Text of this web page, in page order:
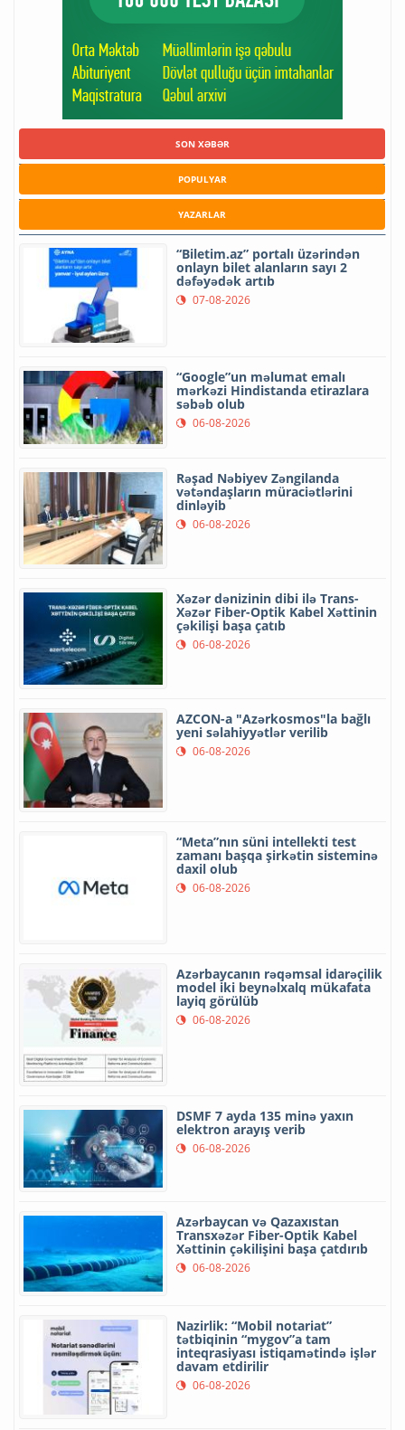
SON XƏBƏR
POPULYAR
YAZARLAR
“Biletim.az” portalı üzərindən
onlayn bilet alanların sayı 2
dəfəyədək artıb
07-08-2026
“Google”un məlumat emalı
mərkəzi Hindistanda etirazlara
səbəb olub
06-08-2026
Rəşad Nəbiyev Zəngilanda
vətəndaşların müraciətlərini
dinləyib
06-08-2026
Xəzər dənizinin dibi ilə Trans-
Xəzər Fiber-Optik Kabel Xəttinin
çəkilişi başa çatıb
06-08-2026
AZCON-a "Azərkosmos"la bağlı
yeni səlahiyyətlər verilib
06-08-2026
“Meta”nın süni intellekti test
zamanı başqa şirkətin sisteminə
daxil olub
06-08-2026
Azərbaycanın rəqəmsal idarəçilik
model iki beynəlxalq mükafata
layiq görülüb
06-08-2026
DSMF 7 ayda 135 minə yaxın
elektron arayış verib
06-08-2026
Azərbaycan və Qazaxıstan
Transxəzər Fiber-Optik Kabel
Xəttinin çəkilişini başa çatdırıb
06-08-2026
Nazirlik: “Mobil notariat”
tətbiqinin “mygov”a tam
inteqrasiyası istiqamətində işlər
davam etdirilir
06-08-2026